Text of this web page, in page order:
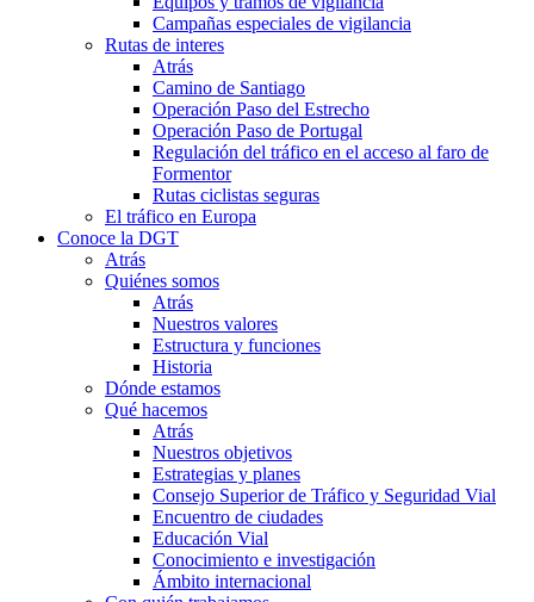
Campañas especiales de vigilancia
Rutas de interes
Atrás
Camino de Santiago
Operación Paso del Estrecho
Operación Paso de Portugal
Regulación del tráfico en el acceso al faro de
Formentor
Rutas ciclistas seguras
El tráfico en Europa
Conoce la DGT
Atrás
Quiénes somos
Atrás
Nuestros valores
Estructura y funciones
Historia
Dónde estamos
Qué hacemos
Atrás
Nuestros objetivos
Estrategias y planes
Consejo Superior de Tráfico y Seguridad Vial
Encuentro de ciudades
Educación Vial
Conocimiento e investigación
Ámbito internacional